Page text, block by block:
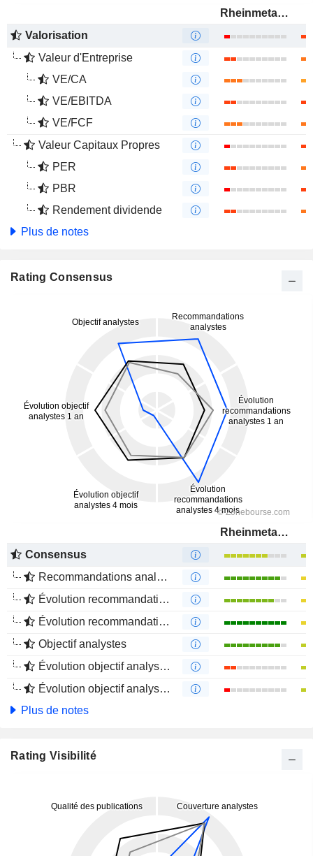
Rheinmetall AG
Valorisation
Valeur d'Entreprise
VE/CA
VE/EBITDA
VE/FCF
Valeur Capitaux Propres
PER
PBR
Rendement dividende
Plus de notes
Rating Consensus
Rheinmetall AG
Consensus
Recommandations analystes
Évolution recommandations analystes 1 an
Évolution recommandations analystes 4 mois
Objectif analystes
Évolution objectif analystes 1 an
Évolution objectif analystes 4 mois
Plus de notes
Rating Visibilité